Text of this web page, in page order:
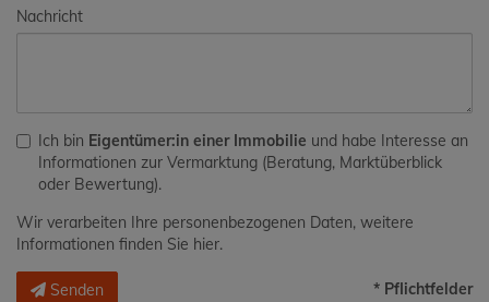
Nachricht
Ich bin Eigentümer:in einer Immobilie und habe Interesse an
Informationen zur Vermarktung (Beratung, Marktüberblick
oder Bewertung).
Wir verarbeiten Ihre personenbezogenen Daten, weitere
Informationen finden Sie hier.
Senden * Pflichtfelder